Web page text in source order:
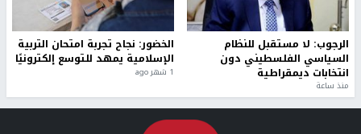
الرجوب: لا مستقبل للنظام
السياسي الفلسطيني دون
انتخابات ديمقراطية
منذ ساعة
الخضور: نجاح تجربة امتحان التربية
الإسلامية يمهد للتوسع إلكترونيًا
1 شهر ago